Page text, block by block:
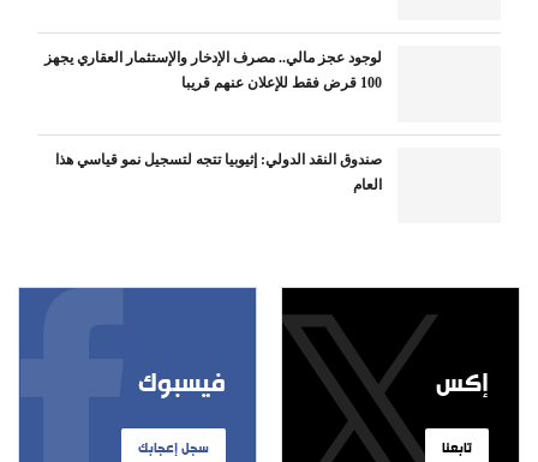
لوجود عجز مالي.. مصرف الإدخار والإستثمار العقاري يجهز
100 قرض فقط للإعلان عنهم قريبا
صندوق النقد الدولي: إثيوبيا تتجه لتسجيل نمو قياسي هذا
العام
فيسبوك
سجل إعجابك
إكس
تابعنا